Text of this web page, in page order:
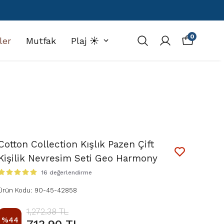
Mutfak Plaj ☀️ 0
Collection Kışlık Pazen Çift
Nevresim Seti Geo Harmony
16 değerlendirme
Kodu: 90-45-42858
%44
1,272.38 TL